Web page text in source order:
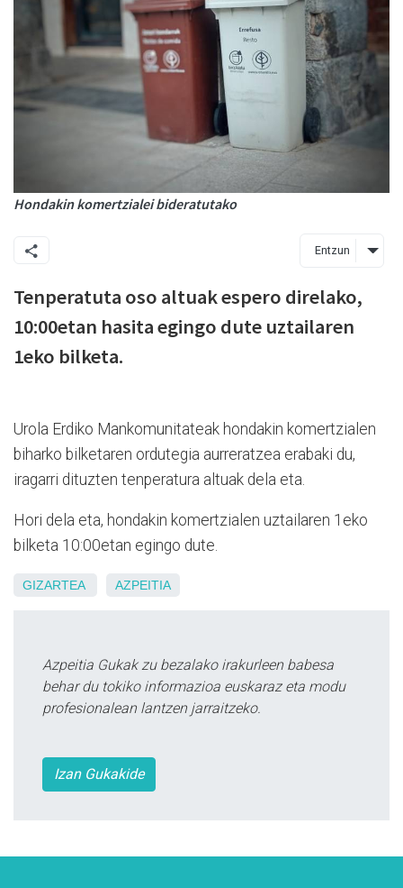
Hondakin komertzialei bideratutako
Entzun
Tenperatuta oso altuak espero direlako,
10:00etan hasita egingo dute uztailaren
1eko bilketa.
Urola Erdiko Mankomunitateak hondakin komertzialen
biharko bilketaren ordutegia aurreratzea erabaki du,
iragarri dituzten tenperatura altuak dela eta.
Hori dela eta, hondakin komertzialen uztailaren 1eko
bilketa 10:00etan egingo dute.
GIZARTEA AZPEITIA
Azpeitia Gukak zu bezalako irakurleen babesa
behar du tokiko informazioa euskaraz eta modu
profesionalean lantzen jarraitzeko.
Izan Gukakide